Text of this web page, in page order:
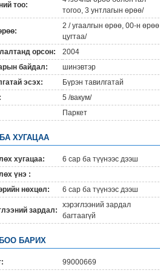
тоо:
тогоо, 3 унтлагын өрөө/
2 / угаалгын өрөө, 00-н өрөө
цугтаа/
орсон:
2004
байдал:
шинэвтэр
эсэх:
Бүрэн тавилгатай
5 /вакум/
Паркет
ХУГАЦАА
хугацаа:
6 сар ба түүнээс дээш
үнэ :
нөхцөл:
6 сар ба түүнээс дээш
зардал:
хэрэглээний зардал
багтаагүй
БАРИХ
99000669